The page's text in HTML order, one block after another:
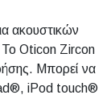
ακουστικών
Το Oticon Zircon
Μπορεί να
iPod touch®